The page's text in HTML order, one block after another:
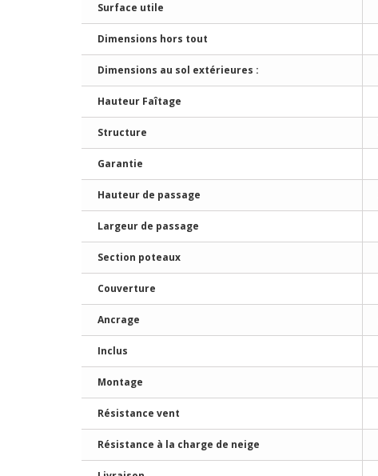
Surface utile
Dimensions hors tout
Dimensions au sol extérieures :
Hauteur Faîtage
Structure
Garantie
Hauteur de passage
Largeur de passage
Section poteaux
Couverture
Ancrage
Inclus
Montage
Résistance vent
Résistance à la charge de neige